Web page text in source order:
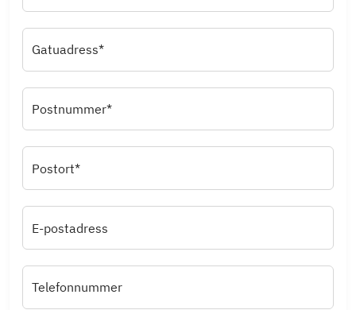
Gatuadress*
Postnummer*
Postort*
E-postadress
Telefonnummer